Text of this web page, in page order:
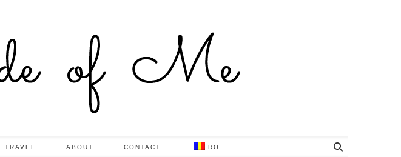
TRAVEL ABOUT CONTACT RO